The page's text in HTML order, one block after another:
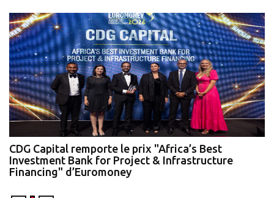
CDG Capital remporte le prix "Africa’s Best
Investment Bank for Project & Infrastructure
Financing" d’Euromoney